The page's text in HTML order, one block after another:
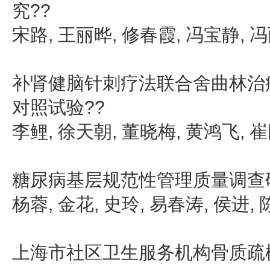
究??
宋路, 王丽晔, 修春霞, 冯宝静,
补肾健脑针刺疗法联合舍曲林
对照试验??
李鲤, 徐天朝, 董晓梅, 黄鸿飞,
糖尿病基层规范性管理质量调查
杨蓉, 金花, 史玲, 易春涛, 侯进,
上海市社区卫生服务机构骨质